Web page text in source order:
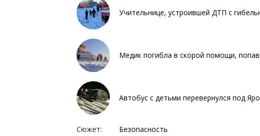
Учительнице, устроившей ДТП с
Медик погибла в скорой помощи,
Автобус с детьми перевернулся под
Сюжет: Безопасность